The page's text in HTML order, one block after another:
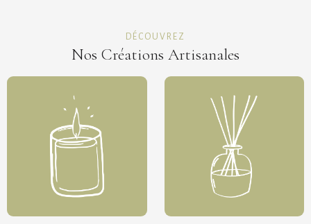
DÉCOUVREZ
Nos Créations Artisanales